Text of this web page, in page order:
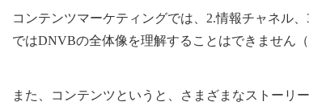
コンテンツマーケティングでは、2.情報チャネル
ではDNVBの全体像を理解することはできません
また、コンテンツというと、さまざまなストーリ